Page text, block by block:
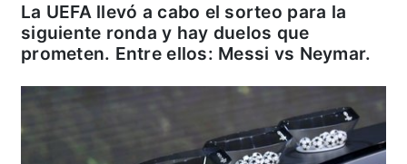
La UEFA llevó a cabo el sorteo para la
siguiente ronda y hay duelos que
prometen. Entre ellos: Messi vs Neymar.